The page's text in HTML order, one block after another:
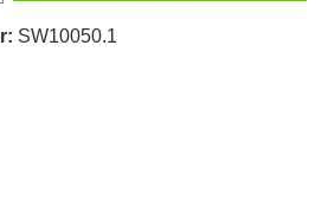
SW10050.1